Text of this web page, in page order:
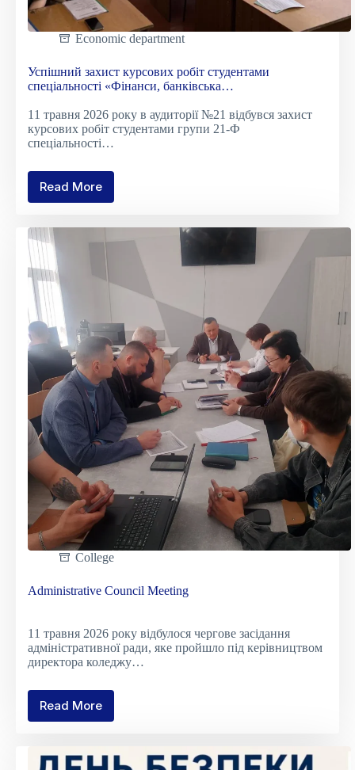
Economic department
Успішний захист курсових робіт студентами
спеціальності «Фінанси, банківська
11 травня 2026 року в аудиторії №21 відбувся захист
курсових робіт студентами групи 21‑Ф
спеціальності…
Read More
Успішний
студентами
спеціальності
«Фінанси,
справа,страхування
та
фондовий
ринок»
College
Administrative Council Meeting
11 травня 2026 року відбулося чергове засідання
адміністративної ради, яке пройшло під керівництвом
директора коледжу…
Read MoreAdministrative
Council